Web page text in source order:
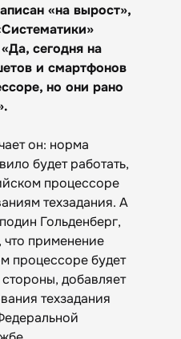
«на вырост»,
сегодня на
и смартфонов
но они рано
он: норма
будет работать,
процессоре
техзадания. А
Гольденберг,
что применение
процессоре будет
добавляет
техзадания